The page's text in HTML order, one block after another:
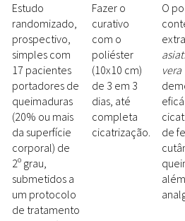
Estudo
randomizado,
prospectivo,
simples com
17 pacientes
portadores de
queimaduras
(20% ou mais
da superfície
corporal) de
2º grau,
submetidos a
um protocolo
de tratamento
Fazer o
curativo
com o
poliéster
(10x10 cm)
de 3 em 3
dias, até
completa
cicatrização.
O
vera
de